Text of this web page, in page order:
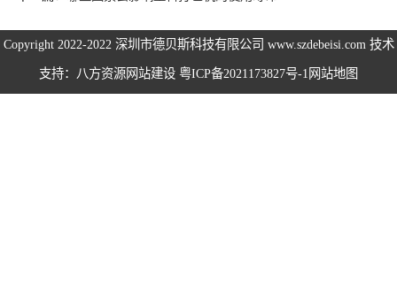
Copyright 2022-2022 深圳市德贝斯科技有限公司 www.szdebeisi.com 技术
支持：八方资源网站建设 粤ICP备2021173827号-1 网站地图
系列
废纸打包机系列
海绵打包机系列